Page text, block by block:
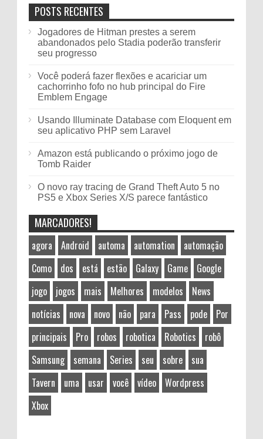
POSTS RECENTES
Jogadores de Hitman prestes a serem
abandonados pelo Stadia poderão transferir
seu progresso
Você poderá fazer flexões e acariciar um
cachorrinho fofo no hub principal do Fire
Emblem Engage
Usando Illuminate Database com Eloquent em
seu aplicativo PHP sem Laravel
Amazon está publicando o próximo jogo de
Tomb Raider
O novo ray tracing de Grand Theft Auto 5 no
PS5 e Xbox Series X/S parece fantástico
MARCADORES!
agora Android automa automation
automação
Como
dos está estão Galaxy Game
Google
jogo
jogos mais Melhores modelos
News
notícias
nova novo não para Pass pode
Por
principais
Pro robos robotica Robotics
robô
Samsung
semana Series seu sobre
sua
Tavern
uma usar você vídeo
Wordpress
Xbox